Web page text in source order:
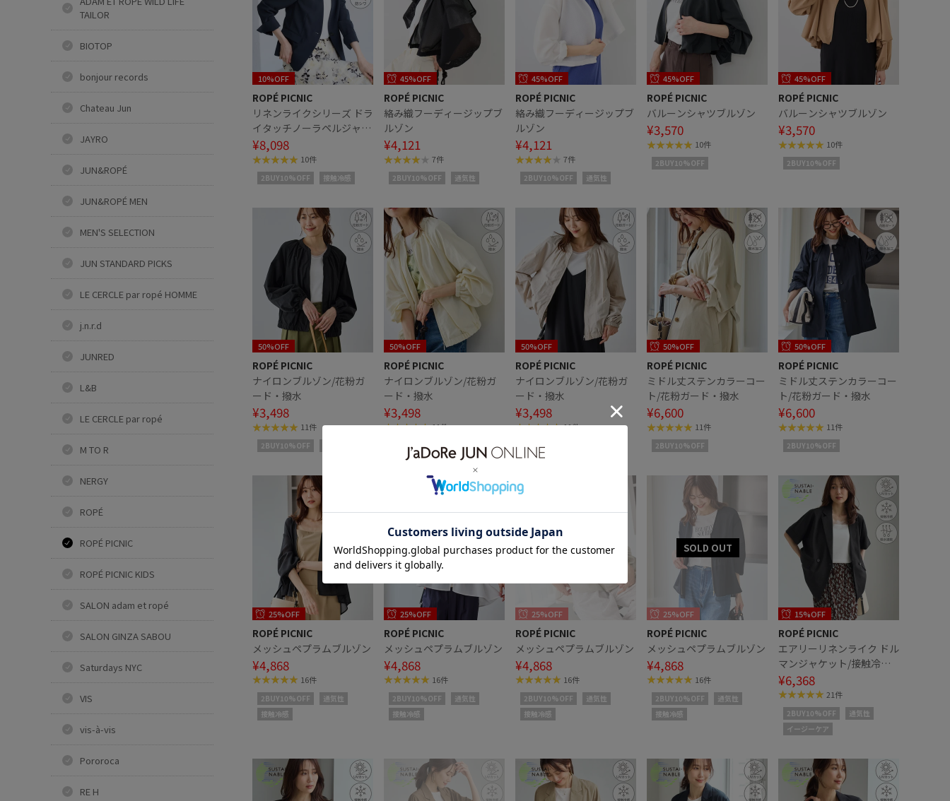
TAILOR
BIOTOP
bonjour records
Chateau Jun
JAYRO
JUN&ROPÉ
JUN&ROPÉ MEN
MEN'S SELECTION
JUN STANDARD PICKS
LE CERCLE par ropé HOMME
j.n.r.d
JUNRED
L&B
LE CERCLE par ropé
M TO R
NERGY
ROPÉ
ROPÉ PICNIC
ROPÉ PICNIC KIDS
SALON adam et ropé
SALON GINZA SABOU
Saturdays NYC
VIS
vis-à-vis
Pororoca
RE H
10%OFF
ROPÉ PICNIC
リネンライクシリーズ ドラ
イタッチノーラペルジャケ
ット/UVカット・接触冷
感・防シワ
¥8,098
10件
2BUY10%OFF 接触冷感
45%OFF
ROPÉ PICNIC
絡み織フーディージップブ
ルゾン
¥4,121
7件
2BUY10%OFF 通気性
45%OFF
ROPÉ PICNIC
絡み織フーディージップブ
ルゾン
¥4,121
7件
2BUY10%OFF 通気性
45%OFF
ROPÉ PICNIC
バルーンシャツブルゾン
¥3,570
10件
2BUY10%OFF
45%OFF
ROPÉ PICNIC
バルーンシャツブルゾン
¥3,570
10件
2BUY10%OFF
50%OFF
ROPÉ PICNIC
ナイロンブルゾン/花粉ガ
ード・撥水
¥3,498
11件
2BUY10%OFF
50%OFF
ROPÉ PICNIC
ナイロンブルゾン/花粉ガ
ード・撥水
¥3,498
11件
2BUY10%OFF 撥水加工
50%OFF
ROPÉ PICNIC
ナイロンブルゾン/花粉ガ
ード・撥水
¥3,498
11件
2BUY10%OFF
50%OFF
ROPÉ PICNIC
ミドル丈ステンカラーコー
ト/花粉ガード・撥水
¥6,600
11件
2BUY10%OFF
50%OFF
ROPÉ PICNIC
ミドル丈ステンカラーコー
ト/花粉ガード・撥水
¥6,600
11件
2BUY10%OFF
25%OFF
ROPÉ PICNIC
メッシュペプラムブルゾン
¥4,868
16件
2BUY10%OFF
通気性
接触冷感
25%OFF
ROPÉ PICNIC
メッシュペプラムブルゾン
¥4,868
16件
2BUY10%OFF
通気性
接触冷感
25%OFF
ROPÉ PICNIC
メッシュペプラムブルゾン
¥4,868
16件
2BUY10%OFF
通気性
接触冷感
25%OFF
ROPÉ PICNIC
メッシュペプラムブルゾン
¥4,868
16件
2BUY10%OFF
通気性
接触冷感
15%OFF
ROPÉ PICNIC
エアリーリネンライク ドル
マンジャケット/接触冷
感・UVカット・速乾
¥6,368
21件
2BUY10%OFF
通気性
イージーケア